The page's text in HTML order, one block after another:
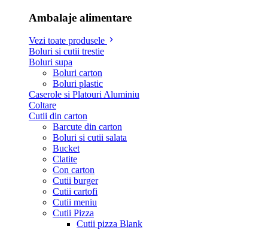
Ambalaje alimentare
Vezi toate produsele
Boluri si cutii trestie
Boluri supa
Boluri carton
Boluri plastic
Caserole si Platouri Aluminiu
Coltare
Cutii din carton
Barcute din carton
Boluri si cutii salata
Bucket
Clatite
Con carton
Cutii burger
Cutii cartofi
Cutii meniu
Cutii Pizza
Cutii pizza Blank